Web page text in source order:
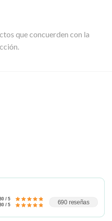
que concuerden con la
/ 5
/ 5 690 reseñas